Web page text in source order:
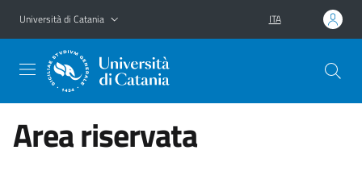
Vai al contenuto principale
Vai al menu di navigazione
Università di Catania ITA
Area riservata